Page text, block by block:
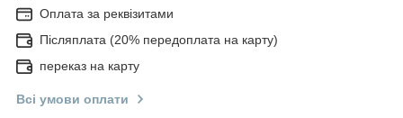
Оплата за реквізитами
Післяплата (20% передоплата на карту)
переказ на карту
Всі умови оплати